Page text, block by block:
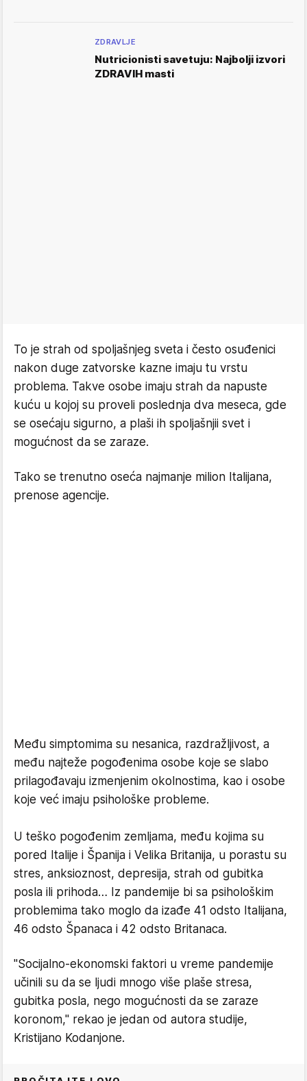
ZDRAVLJE
Nutricionisti savetuju: Najbolji izvori
ZDRAVIH masti
To je strah od spoljašnjeg sveta i često osuđenici
nakon duge zatvorske kazne imaju tu vrstu
problema. Takve osobe imaju strah da napuste
kuću u kojoj su proveli poslednja dva meseca, gde
se osećaju sigurno, a plaši ih spoljašnjii svet i
mogućnost da se zaraze.
Tako se trenutno oseća najmanje milion Italijana,
prenose agencije.
Među simptomima su nesanica, razdražljivost, a
među najteže pogođenima osobe koje se slabo
prilagođavaju izmenjenim okolnostima, kao i osobe
koje već imaju psihološke probleme.
U teško pogođenim zemljama, među kojima su
pored Italije i Španija i Velika Britanija, u porastu su
stres, anksioznost, depresija, strah od gubitka
posla ili prihoda… Iz pandemije bi sa psihološkim
problemima tako moglo da izađe 41 odsto Italijana,
46 odsto Španaca i 42 odsto Britanaca.
"Socijalno-ekonomski faktori u vreme pandemije
učinili su da se ljudi mnogo više plaše stresa,
gubitka posla, nego mogućnosti da se zaraze
koronom," rekao je jedan od autora studije,
Kristijano Kodanjone.